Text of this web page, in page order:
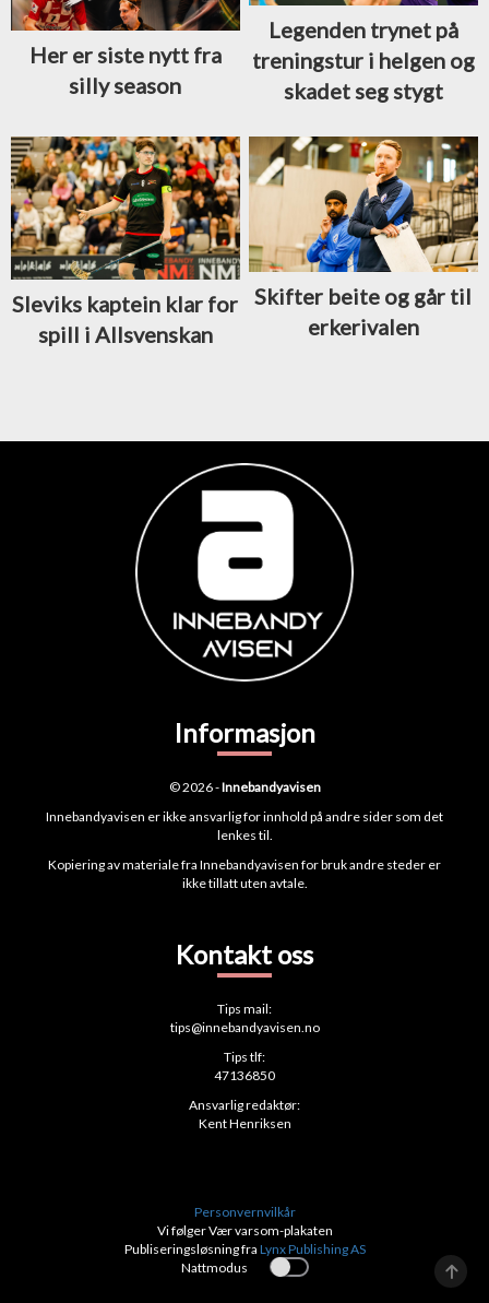
Her er siste nytt fra
silly season
Legenden trynet på
treningstur i helgen og
skadet seg stygt
Sleviks kaptein klar for
spill i Allsvenskan
Skifter beite og går til
erkerivalen
Informasjon
© 2026 -Innebandyavisen
Innebandyavisen er ikke ansvarlig for innhold på andre sider som det
lenkes til.
Kopiering av materiale fra Innebandyavisen for bruk andre steder er
ikke tillatt uten avtale.
Kontakt oss
Tips mail:
tips@innebandyavisen.no
Tips tlf:
47136850
Ansvarlig redaktør:
Kent Henriksen
Personvernvilkår
Vi følger Vær varsom-plakaten
Publiseringsløsning fra Lynx Publishing AS
Nattmodus